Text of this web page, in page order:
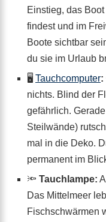
Einstieg, das
findest und im
Boote sichtbar
du sie im Urlaub
🖥️ Tauchcomputer:
nichts. Blind der
gefährlich.
Steilwände)
mal in die Deko.
permanent im
🔦 Tauchlampe:
Das Mittelmeer
Fischschwärmen